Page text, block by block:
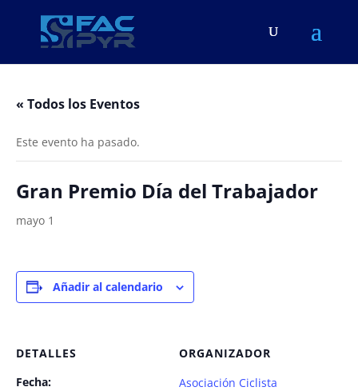
« Todos los Eventos
Este evento ha pasado.
Gran Premio Día del Trabajador
mayo 1
Añadir al calendario
DETALLES
Fecha:
ORGANIZADOR
Asociación Ciclista